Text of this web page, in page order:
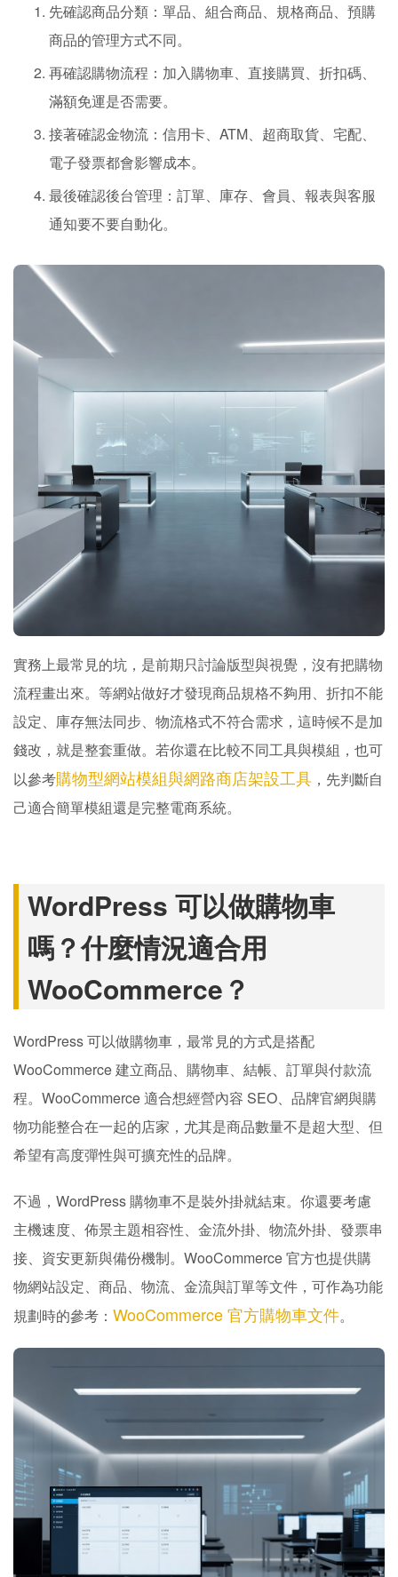
先確認商品分類：單品、組合商品、規格商品、預購
商品的管理方式不同。
再確認購物流程：加入購物車、直接購買、折扣碼、
滿額免運是否需要。
接著確認金物流：信用卡、ATM、超商取貨、宅配、
電子發票都會影響成本。
最後確認後台管理：訂單、庫存、會員、報表與客服
通知要不要自動化。
實務上最常見的坑，是前期只討論版型與視覺，沒有把購物
流程畫出來。等網站做好才發現商品規格不夠用、折扣不能
設定、庫存無法同步、物流格式不符合需求，這時候不是加
錢改，就是整套重做。若你還在比較不同工具與模組，也可
以參考購物型網站模組與網路商店架設工具 ，先判斷自
己適合簡單模組還是完整電商系統。
WordPress 可以做購物車
嗎？什麼情況適合用
WooCommerce？
WordPress 可以做購物車，最常見的方式是搭配
WooCommerce 建立商品、購物車、結帳、訂單與付款流
程。WooCommerce 適合想經營內容 SEO、品牌官網與購
物功能整合在一起的店家，尤其是商品數量不是超大型、但
希望有高度彈性與可擴充性的品牌。
不過，WordPress 購物車不是裝外掛就結束。你還要考慮
主機速度、佈景主題相容性、金流外掛、物流外掛、發票串
接、資安更新與備份機制。WooCommerce 官方也提供購
物網站設定、商品、物流、金流與訂單等文件，可作為功能
規劃時的參考： WooCommerce 官方購物車文件。